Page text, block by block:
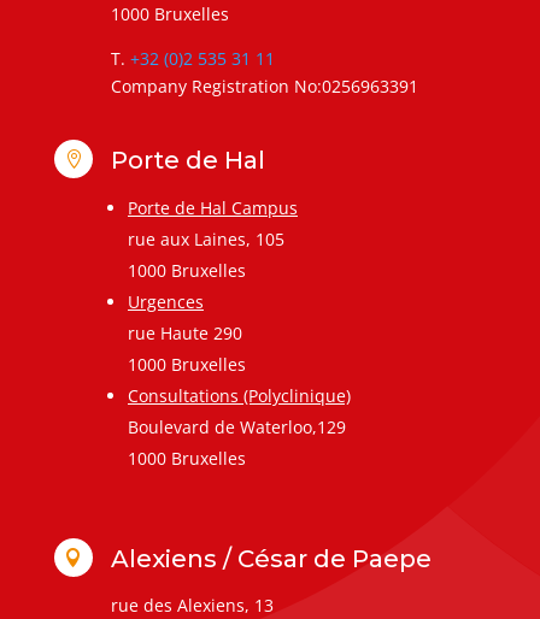
1000 Bruxelles
T. +32 (0)2 535 31 11
Company Registration No:0256963391
 Porte de Hal
Porte de Hal Campus
rue aux Laines, 105
1000 Bruxelles
Urgences
rue Haute 290
1000 Bruxelles
Consultations (Polyclinique)
Boulevard de Waterloo,129
1000 Bruxelles
 Alexiens / César de Paepe
rue des Alexiens, 13